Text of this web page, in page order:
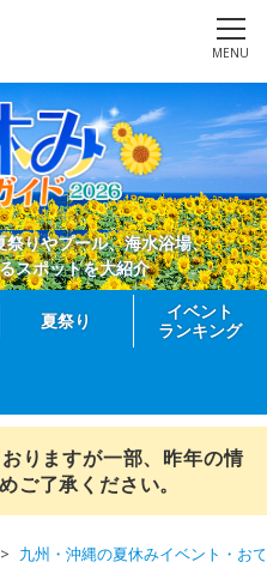
MENU
りやプール、海水浴場、
スポットを大紹介
夏祭り
イベント
ランキング
りますが一部、昨年の情
ご了承ください。
九州・沖縄の夏休みイベント・お